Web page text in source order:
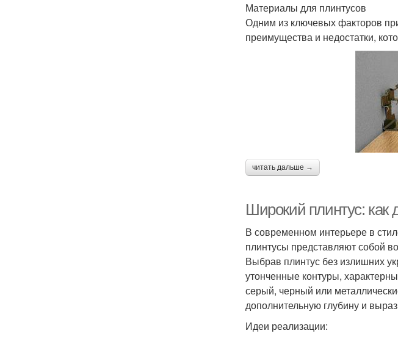
Материалы для плинтусов
Одним из ключевых факторов
преимущества и недостатки,
читать дальше →
Широкий плинтус: как
В современном интерьере в
плинтусы представляют собой
Выбрав плинтус без излишних
утонченные контуры,
серый, черный или
дополнительную глубину и
Идеи реализации: